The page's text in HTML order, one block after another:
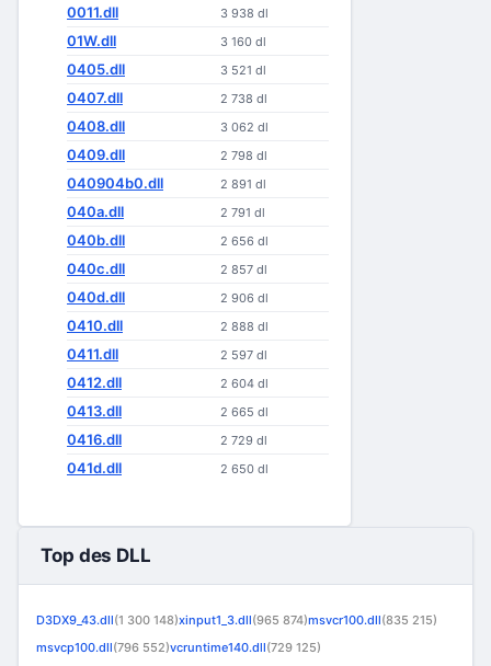
0011.dll 3 938 dl
01W.dll 3 160 dl
0405.dll 3 521 dl
0407.dll 2 738 dl
0408.dll 3 062 dl
0409.dll 2 798 dl
040904b0.dll 2 891 dl
040a.dll 2 791 dl
040b.dll 2 656 dl
040c.dll 2 857 dl
040d.dll 2 906 dl
0410.dll 2 888 dl
0411.dll 2 597 dl
0412.dll 2 604 dl
0413.dll 2 665 dl
0416.dll 2 729 dl
041d.dll 2 650 dl
Top des DLL
D3DX9_43.dll(1 300 148)xinput1_3.dll(965 874)msvcr100.dll(835 215)
msvcp100.dll(796 552)vcruntime140.dll(729 125)